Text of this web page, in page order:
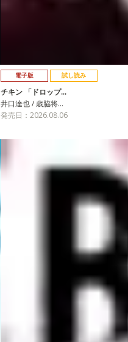
電子版 試し読み
チキン 「ドロップ…
井口達也 / 歳脇将…
発売日：2026.08.06